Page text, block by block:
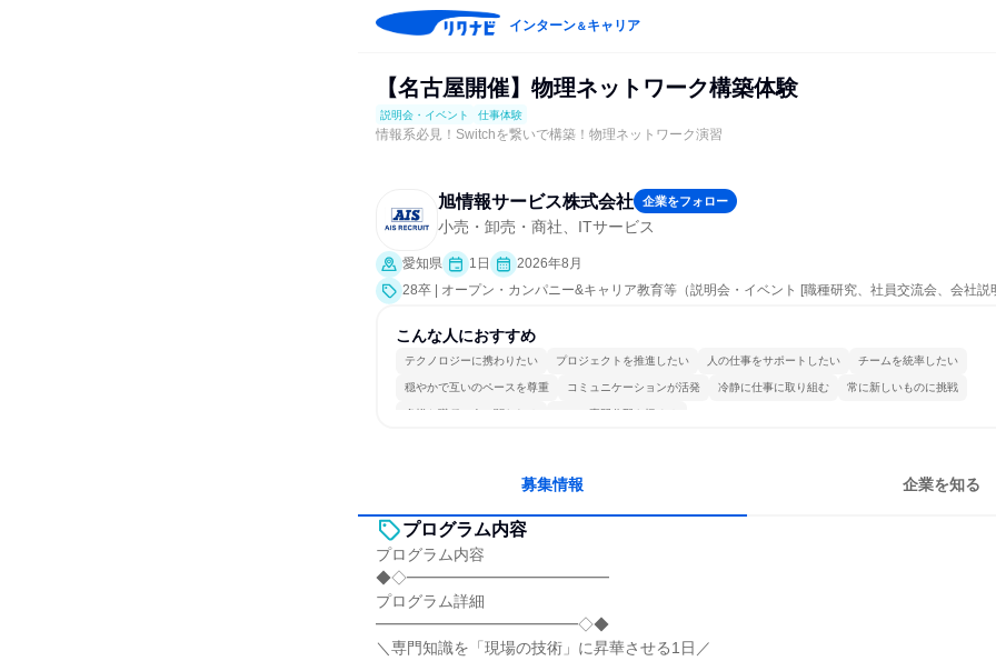
インターン＆キャリア
【名古屋開催】物理ネットワーク構築体験
説明会・イベント 仕事体験
情報系必見！Switchを繋いで構築！物理ネットワーク演習
旭情報サービス株式会社 企業をフォロー
小売・卸売・商社、ITサービス
愛知県 1日
2026年8月
28卒 | オープン・カンパニー&キャリア教育等（説明会・イベント [職種研究、社員交流会、会社説
こんな人におすすめ
テクノロジーに携わりたい プロジェクトを推進したい 人の仕事をサポートしたい チームを統率したい
穏やかで互いのペースを尊重 コミュニケーションが活発 冷静に仕事に取り組む 常に新しいものに挑戦
多様な職種の人と関われる 一つの専門分野を極める
募集情報 企業を知る
プログラム内容
プログラム内容
◆◇━━━━━━━━━━━━━
プログラム詳細
━━━━━━━━━━━━━◇◆
＼専門知識を「現場の技術」に昇華させる1日／